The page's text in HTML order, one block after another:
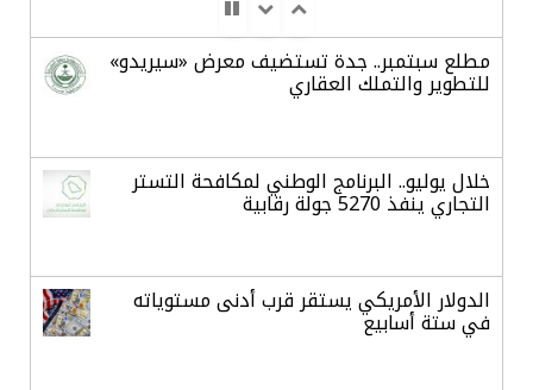
مطلع سبتمبر.. جدة تستضيف معرض «سيريدو»
للتطوير والتملك العقاري
خلال يوليو.. البرنامج الوطني لمكافحة التستر
التجاري ينفذ 5270 جولة رقابية
الدولار الأمريكي يستقر قرب أدنى مستوياته
في ستة أسابيع